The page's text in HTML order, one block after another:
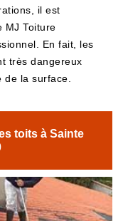
il est
MJ Toiture
En fait, les
très dangereux
la surface.
toits à Sainte